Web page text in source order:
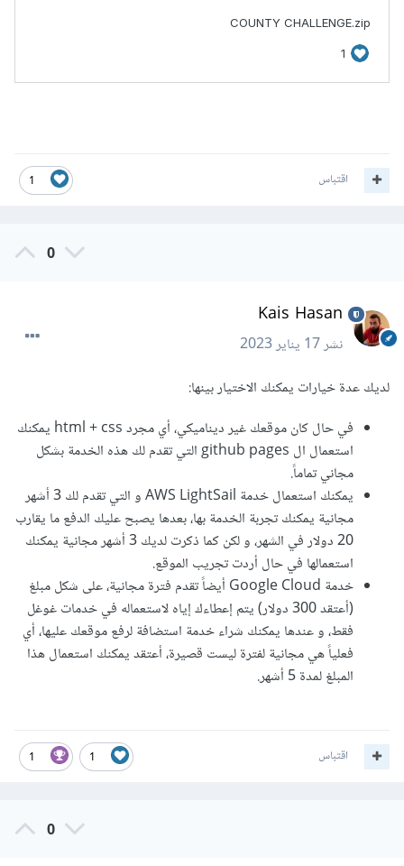
1 اقتباس
0
Kais Hasan
نشر17 يناير 2023
لديك عدة خيارات يمكنك الاختيار بينها:
في حال كان موقعك غير ديناميكي، أي مجرد html + css يمكنك
استعمال ال github pages التي تقدم لك هذه الخدمة بشكل
مجاني تماماً.
يمكنك استعمال خدمة AWS LightSail و التي تقدم لك 3 أشهر
مجانية يمكنك تجربة الخدمة بها، بعدها يصبح عليك الدفع ما يقارب
20 دولار في الشهر، و لكن كما ذكرت لديك 3 أشهر مجانية يمكنك
استعمالها في حال أردت تجريب الموقع.
خدمة Google Cloud أيضاً تقدم فترة مجانية، على شكل مبلغ
(أعتقد 300 دولار) يتم إعطاءك إياه لاستعماله في خدمات غوغل
فقط، و عندها يمكنك شراء خدمة استضافة لرفع موقعك عليها، أي
فعلياً هي مجانية لفترة ليست قصيرة، أعتقد يمكنك استعمال هذا
المبلغ لمدة 5 أشهر.
1
1 اقتباس
0